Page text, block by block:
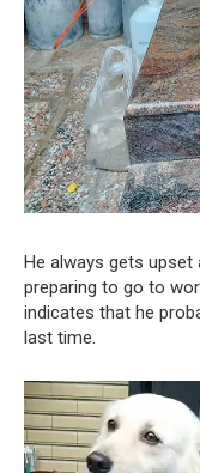
He always gets upset
preparing to go to
indicates that he
last time.